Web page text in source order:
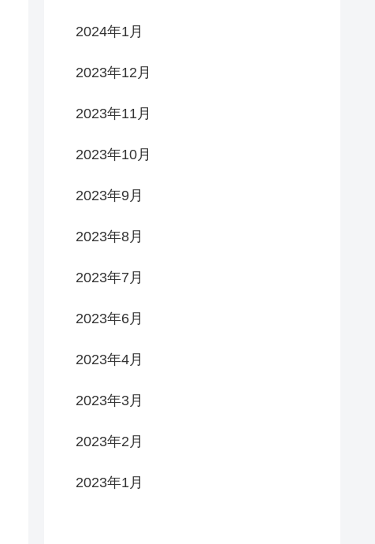
2024年1月
2023年12月
2023年11月
2023年10月
2023年9月
2023年8月
2023年7月
2023年6月
2023年4月
2023年3月
2023年2月
2023年1月